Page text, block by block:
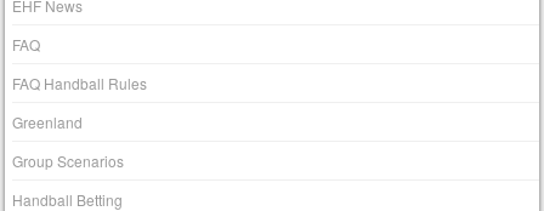
EHF News
FAQ
FAQ Handball Rules
Greenland
Group Scenarios
Handball Betting